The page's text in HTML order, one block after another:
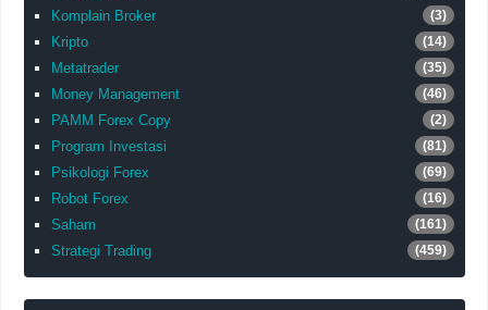
Komplain Broker (3)
Kripto (14)
Metatrader (35)
Money Management (46)
PAMM Forex Copy (2)
Program Investasi (81)
Psikologi Forex (69)
Robot Forex (16)
Saham (161)
Strategi Trading (459)